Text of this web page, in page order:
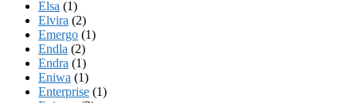
Elsa (1)
Elvira (2)
Emergo (1)
Endla (2)
Endra (1)
Eniwa (1)
Enterprise (1)